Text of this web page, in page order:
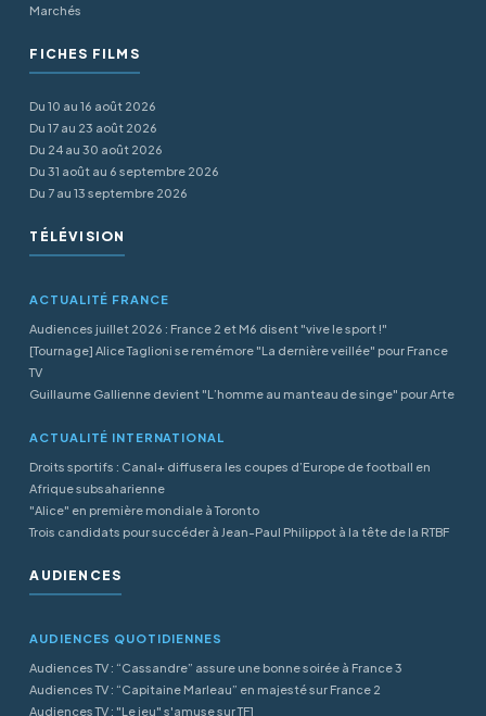
Marchés
FICHES FILMS
Du 10 au 16 août 2026
Du 17 au 23 août 2026
Du 24 au 30 août 2026
Du 31 août au 6 septembre 2026
Du 7 au 13 septembre 2026
TÉLÉVISION
ACTUALITÉ FRANCE
Audiences juillet 2026 : France 2 et M6 disent "vive le sport !"
[Tournage] Alice Taglioni se remémore "La dernière veillée" pour France
TV
Guillaume Gallienne devient "L’homme au manteau de singe" pour Arte
ACTUALITÉ INTERNATIONAL
Droits sportifs : Canal+ diffusera les coupes d’Europe de football en
Afrique subsaharienne
"Alice" en première mondiale à Toronto
Trois candidats pour succéder à Jean-Paul Philippot à la tête de la RTBF
AUDIENCES
AUDIENCES QUOTIDIENNES
Audiences TV : “Cassandre” assure une bonne soirée à France 3
Audiences TV : “Capitaine Marleau” en majesté sur France 2
Audiences TV : "Le jeu" s'amuse sur TF1